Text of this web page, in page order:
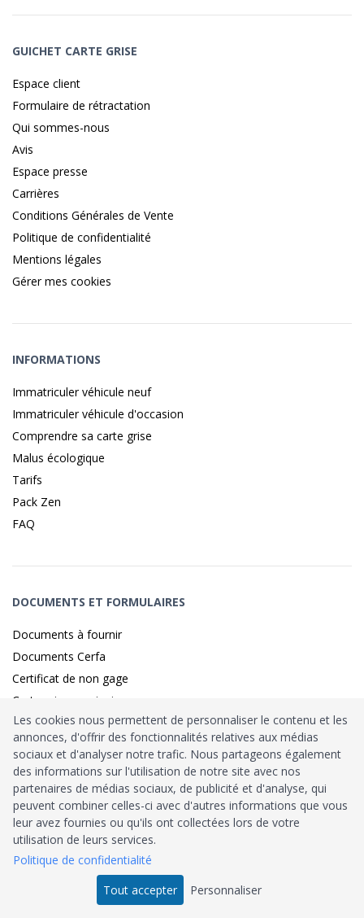
GUICHET CARTE GRISE
Espace client
Formulaire de rétractation
Qui sommes-nous
Avis
Espace presse
Carrières
Conditions Générales de Vente
Politique de confidentialité
Mentions légales
Gérer mes cookies
INFORMATIONS
Immatriculer véhicule neuf
Immatriculer véhicule d'occasion
Comprendre sa carte grise
Malus écologique
Tarifs
Pack Zen
FAQ
DOCUMENTS ET FORMULAIRES
Documents à fournir
Documents Cerfa
Certificat de non gage
Carte grise provisoire
Identité sécurisé parFranceConnect
HabilitationMinistère de l’Intérieur: n°212900
Agrément Trésor Public
Tous droits réservés © 2026
Les cookies nous permettent de personnaliser le contenu et les
annonces, d'offrir des fonctionnalités relatives aux médias
sociaux et d'analyser notre trafic. Nous partageons également
des informations sur l'utilisation de notre site avec nos
partenaires de médias sociaux, de publicité et d'analyse, qui
peuvent combiner celles-ci avec d'autres informations que vous
leur avez fournies ou qu'ils ont collectées lors de votre
utilisation de leurs services.
Politique de confidentialité
Tout accepter
Personnaliser